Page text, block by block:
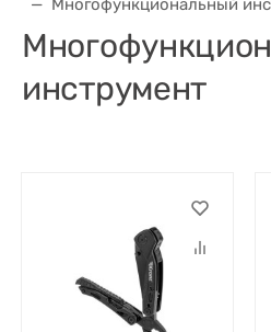
Многофункциональный
инструмент